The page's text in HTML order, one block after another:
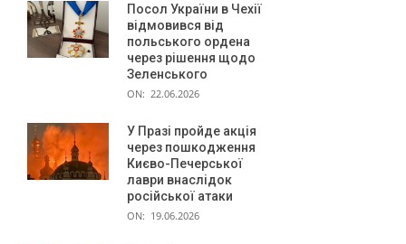
Посол України в Чехії
відмовився від
польського ордена
через рішення щодо
Зеленського
ON: 22.06.2026
У Празі пройде акція
через пошкодження
Києво-Печерської
лаври внаслідок
російської атаки
ON: 19.06.2026